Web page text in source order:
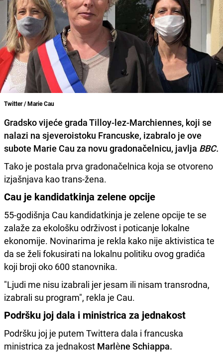
Twitter / Marie Cau
Gradsko vijeće gradaTilloy-lez-Marchiennes, koji se
nalazi na sjeveroistoku Francuske, izabralo je ove
subote Marie Cau za novu gradonačelnicu, javlja BBC.
Tako je postala prva gradonačelnica koja se otvoreno
izjašnjava kao trans-žena.
Cau je kandidatkinja zelene opcije
55-godišnja Cau kandidatkinja je zelene opcije te se
zalaže za ekološku održivost i poticanje lokalne
ekonomije. Novinarima je rekla kako nije aktivistica te
da se želi fokusirati na lokalnu politiku ovog gradića
koji broji oko 600 stanovnika.
"Ljudi me nisu izabrali jer jesam ili nisam transrodna,
izabrali su program", rekla je Cau.
Podršku joj dala i ministrica za jednakost
Podršku joj je putem Twittera dala i francuska
ministrica za jednakost Marlène Schiappa.